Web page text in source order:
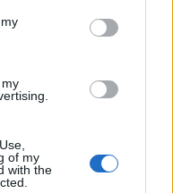
of my
with the
Τρίτη 14 Ιου 2026, 11:00
«Κλειδί Προόδου»: